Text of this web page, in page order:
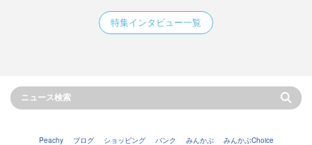
特集インタビュー一覧
Peachy ブログ ショッピング バンク みんかぶ みんかぶChoice